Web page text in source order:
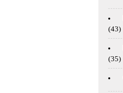
(43)
(35)